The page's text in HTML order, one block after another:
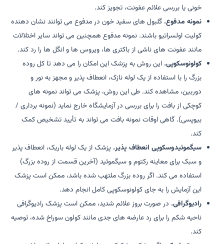
خونی یا بررسی علائم عفونت، تجویز کند.
نمونه مدفوع. گلبول های سفید خون در مدفوع می توانند نشان دهنده
کولیت اولسراتیو باشند. نمونه مدفوع همچنین می تواند سایر اختلالات
مانند عفونت های ناشی از باکتری ها، ویروس ها و انگل ها را رد کند.
کولونوسکوپی. این روش به پزشک این امکان را می دهد تا کل روده
بزرگ را با استفاده از یک لوله نازک، انعطاف پذیر و مجهز به نور و
دوربین، مشاهده کند. طی این روش، پزشک می تواند نمونه های
کوچکی از بافت را برای بررسی در آزمایشگاه خارج نماید (نمونه برداری /
بیوپسی). گاهی اوقات نمونه بافت می تواند به تأیید تشخیص کمک
کند.
سیگموئیدوسکوپی انعطاف پذیر. پزشک از یک لوله باریک، انعطاف پذیر
و سبک برای معاینه رکتوم و سیگموئید (آخرین قسمت از روده بزرگ)
استفاده می کند. اگر روده بزرگ ملتهب شده باشد، ممکن است پزشک
این آزمایش را به جای کولونوسکوپی کامل انجام دهد.
رادیوگرافی. در صورت بروز علائم شدید، ممکن است پزشک رادیوگرافی
ناحیه شکم را برای رد عارضه های جدی مانند کولون سوراخ شده، توصیه
کند.